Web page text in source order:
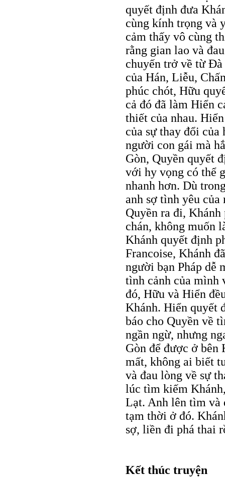
quyết định đưa
cùng kính trọng và
cảm thấy vô cùng
rằng gian lao và
chuyến trở về từ
của Hán, Liễu,
phúc chót, Hữu
cả đó đã làm Hiển
thiết của nhau.
của sự thay đổi của
người con gái mà
Gòn, Quyền quyết
với hy vọng có thể
nhanh hơn. Dù
anh sợ tình yêu
Quyền ra đi,
chán, không muốn
Khánh quyết định
Francoise, Khánh
người bạn Pháp dễ
tình cảnh của mình
đó, Hữu và Hiển
Khánh. Hiển quyết
báo cho Quyền về
ngần ngừ, nhưng
Gòn để được ở
mất, không ai biết
và đau lòng về sự
lúc tìm kiếm
Lạt. Anh lên tìm và
tạm thời ở đó.
sợ, liền đi phá thai
Kết thúc truyện